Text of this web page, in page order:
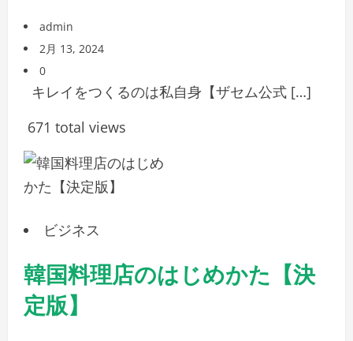
admin
2月 13, 2024
0
キレイをつくるのは私自身【ザセム公式 […]
671 total views
ビジネス
韓国料理店のはじめかた【決
定版】